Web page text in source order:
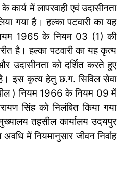
में लापरवाही एवं उदासीनता
गया है। हल्का पटवारी का यह
1965 के नियम 03 (1) की
है। हल्का पटवारी का यह कृत्य
उदासीनता को दर्शित करते हुए
इस कृत्य हेतु छ.ग. सिविल सेवा
) नियम 1966 के नियम 09 में
सिंह को निलंबित किया गया
तहसील कार्यालय उदयपुर
में नियमानुसार जीवन निर्वाह